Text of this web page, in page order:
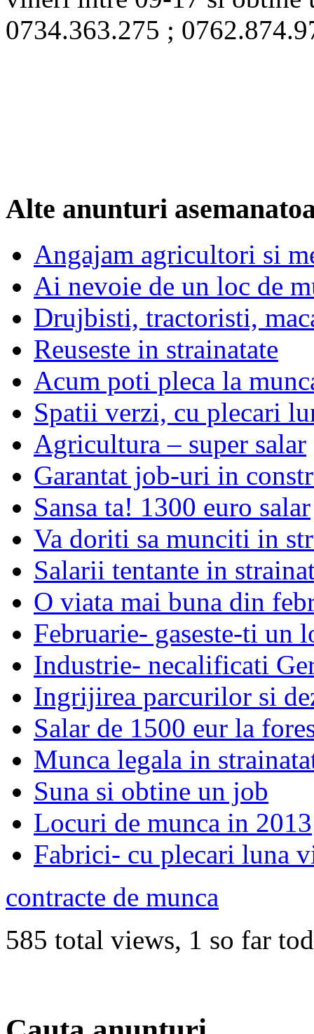
0734.363.275 ;
Alte anunturi
Angajam agricultori si
Ai nevoie de un loc de
Drujbisti, tractoristi,
Reuseste in strainatate
Acum poti pleca la
Spatii verzi, cu plecari
Agricultura – super salar
Garantat job-uri in
Sansa ta! 1300 euro salar
Va doriti sa munciti in
Salarii tentante in
O viata mai buna din
Februarie- gaseste-ti un
Industrie- necalificati
Ingrijirea parcurilor si
Salar de 1500 eur la
Munca legala in
Suna si obtine un job
Locuri de munca in 2013
Fabrici- cu plecari luna
contracte de munca
585 total views, 1 so far